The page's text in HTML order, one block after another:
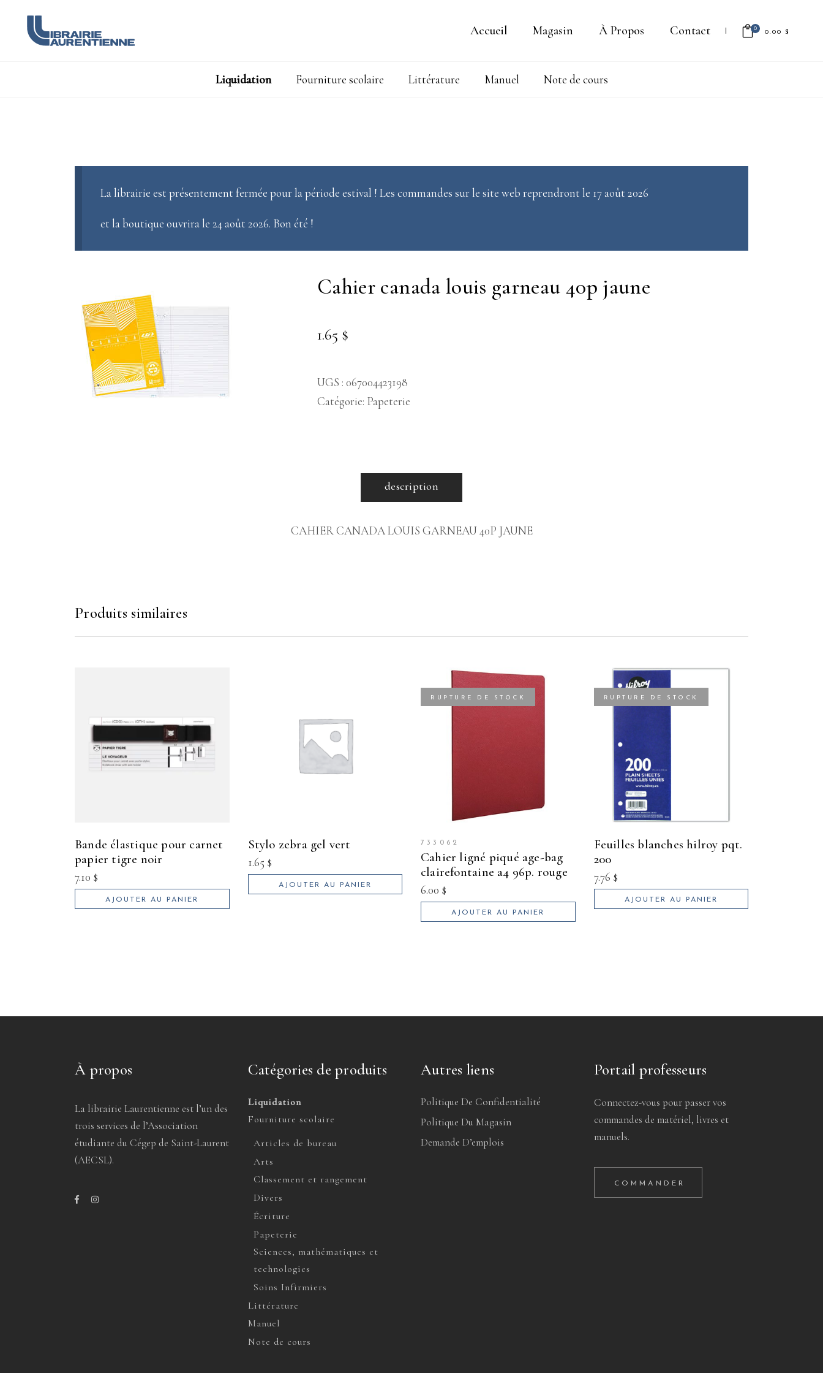
Accueil Magasin À Propos Contact 0 0.00 $
Liquidation Fourniture scolaire Littérature Manuel Note de cours
La librairie est présentement fermée pour la période estival ! Les commandes sur le site web reprendront le 17 août 2026
et la boutique ouvrira le 24 août 2026. Bon été !
cahier canada louis garneau 40p jaune
1.65 $
UGS : 067004423198
Catégorie: Papeterie
description
CAHIER CANADA LOUIS GARNEAU 40P JAUNE
Produits similaires
bande élastique pour carnet
papier tigre noir
7.10 $
AJOUTER AU PANIER
stylo zebra gel vert
1.65 $
AJOUTER AU PANIER
RUPTURE DE STOCK
733062
cahier ligné piqué age-bag
clairefontaine a4 96p. rouge
6.00 $
AJOUTER AU PANIER
RUPTURE DE STOCK
feuilles blanches hilroy pqt.
200
7.76 $
AJOUTER AU PANIER
À propos
La librairie Laurentienne est l’un des
trois services de l’Association
étudiante du Cégep de Saint-Laurent
(AECSL).
Catégories de produits
Liquidation
Fourniture scolaire
Articles de bureau
Arts
Classement et rangement
Divers
Écriture
Papeterie
Sciences, mathématiques et
technologies
Soins Infirmiers
Littérature
Manuel
Note de cours
Autres liens
Politique De Confidentialité
Politique Du Magasin
Demande D’emplois
Portail professeurs
Connectez-vous pour passer vos
commandes de matériel, livres et
manuels.
COMMANDER